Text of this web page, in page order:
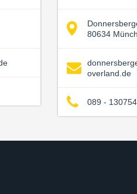
80634
overland.de
089 -